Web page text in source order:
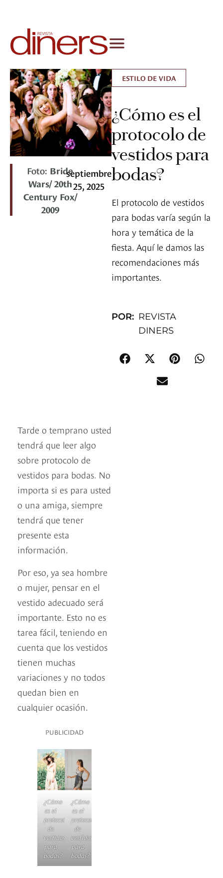
Foto: Bride
Wars/ 20th
Century Fox/
2009
septiembre
25, 2025
ESTILO DE VIDA
¿Cómo es el
protocolo de
vestidos para
bodas?
El protocolo de vestidos
para bodas varía según la
hora y temática de la
fiesta. Aquí le damos las
recomendaciones más
importantes.
POR: REVISTA
DINERS
Tarde o temprano usted
tendrá que leer algo
sobre protocolo de
vestidos para bodas. No
importa si es para usted
o una amiga, siempre
tendrá que tener
presente esta
información.
Por eso, ya sea hombre
o mujer, pensar en el
vestido adecuado será
importante. Esto no es
tarea fácil, teniendo en
cuenta que los vestidos
tienen muchas
variaciones y no todos
quedan bien en
cualquier ocasión.
PUBLICIDAD
¿Cómo
es el
protocolo
de
vestidos
para
bodas?
¿Cómo
es el
protocolo
de
vestidos
para
bodas?